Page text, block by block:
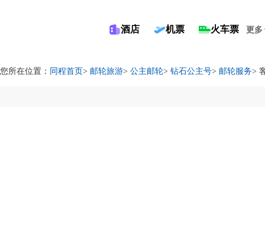
酒店 机票 火车票 更多
您所在位置： 同程首页> 邮轮旅游> 公主邮轮> 钻石公主号> 邮轮服务>